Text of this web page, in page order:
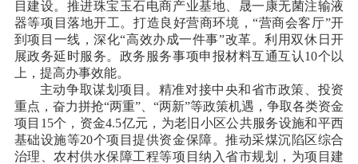
目建设。推进珠宝玉石电商产业基地、晟一康无菌注输液
器等项目落地开工。打造良好营商环境，“营商会客厅”开
到项目一线，深化“高效办成一件事”改革。利用双休日开
展政务延时服务。政务服务事项申报材料互通互认10个以
上，提高办事效能。
主动争取谋划项目。精准对接中央和省市政策、投资
重点，奋力拼抢“两重”、“两新”等政策机遇，争取各类资金
项目15个，资金4.5亿元，为老旧小区公共服务设施和平西
基础设施等20个项目提供资金保障。推动采煤沉陷区综合
治理、农村供水保障工程等项目纳入省市规划，为项目建